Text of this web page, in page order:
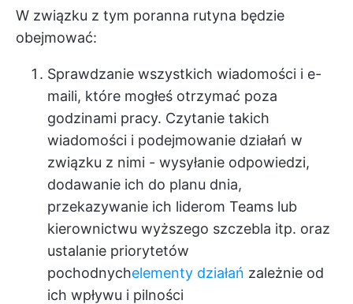
W związku z tym poranna rutyna będzie
obejmować:
Sprawdzanie wszystkich wiadomości i e-
maili, które mogłeś otrzymać poza
godzinami pracy. Czytanie takich
wiadomości i podejmowanie działań w
związku z nimi - wysyłanie odpowiedzi,
dodawanie ich do planu dnia,
przekazywanie ich liderom Teams lub
kierownictwu wyższego szczebla itp. oraz
ustalanie priorytetów
pochodnychelementy działań zależnie od
ich wpływu i pilności